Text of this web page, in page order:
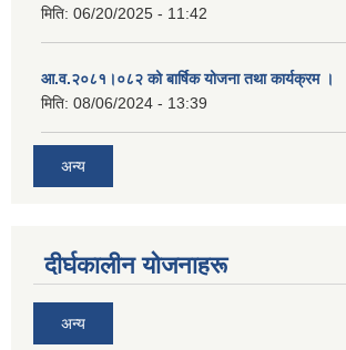
मिति: 06/20/2025 - 11:42
आ.व.२०८१।०८२ को बार्षिक योजना तथा कार्यक्रम ।
मिति: 08/06/2024 - 13:39
अन्य
दीर्घकालीन योजनाहरू
अन्य